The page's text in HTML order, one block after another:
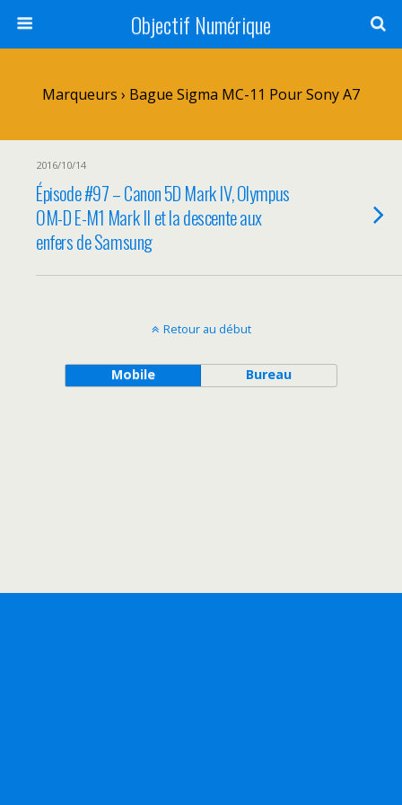
Objectif Numérique
Marqueurs › Bague Sigma MC-11 Pour Sony A7
2016/10/14
Épisode #97 – Canon 5D Mark IV, Olympus
OM-D E-M1 Mark II et la descente aux
enfers de Samsung
Retour au début
Mobile Bureau